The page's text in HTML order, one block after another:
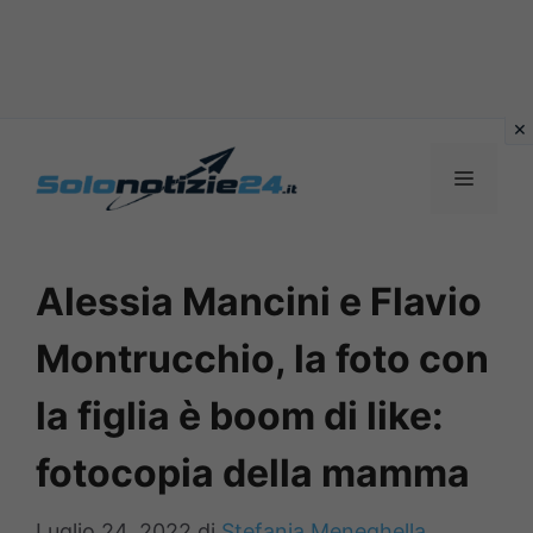
MENU
Alessia Mancini e Flavio
Montrucchio, la foto con
la figlia è boom di like:
fotocopia della mamma